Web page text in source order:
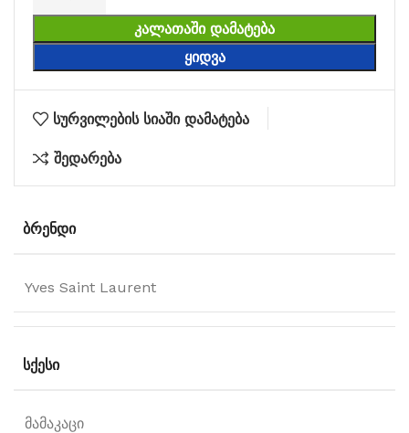
ᲙᲐᲚᲐᲗᲐᲨᲘ ᲓᲐᲛᲐᲢᲔᲑᲐ
ᲧᲘᲓᲕᲐ
სურვილების სიაში დამატება
შედარება
ᲑᲠᲔᲜᲓᲘ
Yves Saint Laurent
ᲡᲥᲔᲡᲘ
მამაკაცი